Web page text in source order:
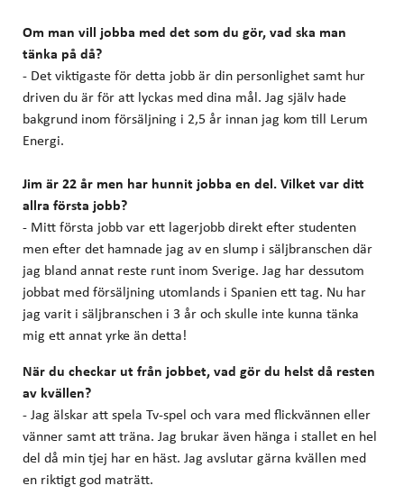
Om man vill jobba med det som du gör, vad ska man
tänka på då?
- Det viktigaste för detta jobb är din personlighet samt hur
driven du är för att lyckas med dina mål. Jag själv hade
bakgrund inom försäljning i 2,5 år innan jag kom till Lerum
Energi.
Jim är 22 år men har hunnit jobba en del. Vilket var ditt
allra första jobb?
- Mitt första jobb var ett lagerjobb direkt efter studenten
men efter det hamnade jag av en slump i säljbranschen där
jag bland annat reste runt inom Sverige. Jag har dessutom
jobbat med försäljning utomlands i Spanien ett tag. Nu har
jag varit i säljbranschen i 3 år och skulle inte kunna tänka
mig ett annat yrke än detta!
När du checkar ut från jobbet, vad gör du helst då resten
av kvällen?
- Jag älskar att spela Tv-spel och vara med flickvännen eller
vänner samt att träna. Jag brukar även hänga i stallet en hel
del då min tjej har en häst. Jag avslutar gärna kvällen med
en riktigt god maträtt.